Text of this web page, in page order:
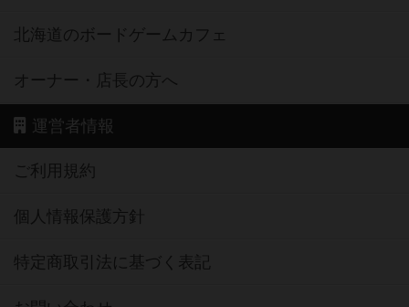
北海道のボードゲームカフェ
オーナー・店長の方へ
運営者情報
ご利用規約
個人情報保護方針
特定商取引法に基づく表記